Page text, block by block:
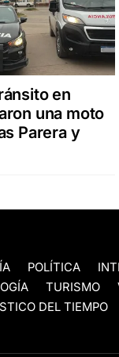
en
una moto
Parera y
POLÍTICA
TURISMO
DEL TIEMPO